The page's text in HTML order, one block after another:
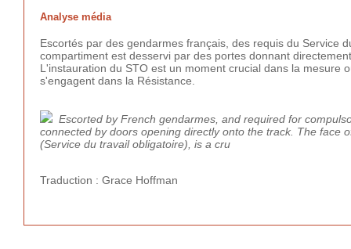
Analyse média
Escortés par des gendarmes français, des requis du Service
compartiment est desservi par des portes donnant
L'instauration du STO est un moment crucial dans la mesure
s'engagent dans la Résistance.
Escorted by French gendarmes, and required for
connected by doors opening directly onto the track. The face
(Service du travail obligatoire), is a cru
Traduction : Grace Hoffman